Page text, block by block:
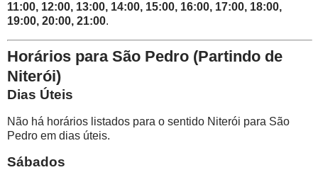
11:00, 12:00, 13:00, 14:00, 15:00, 16:00, 17:00, 18:00,
19:00, 20:00, 21:00.
Horários para São Pedro (Partindo de
Niterói)
Dias Úteis
Não há horários listados para o sentido Niterói para São
Pedro em dias úteis.
Sábados